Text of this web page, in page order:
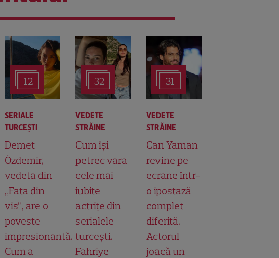
12
SERIALE
TURCEŞTI
Demet
Özdemir,
vedeta din
„Fata din
vis”, are o
poveste
impresionantă.
Cum a
32
VEDETE
STRĂINE
Cum își
petrec vara
cele mai
iubite
actrițe din
serialele
turcești.
Fahriye
31
VEDETE
STRĂINE
Can Yaman
revine pe
ecrane într-
o ipostază
complet
diferită.
Actorul
joacă un